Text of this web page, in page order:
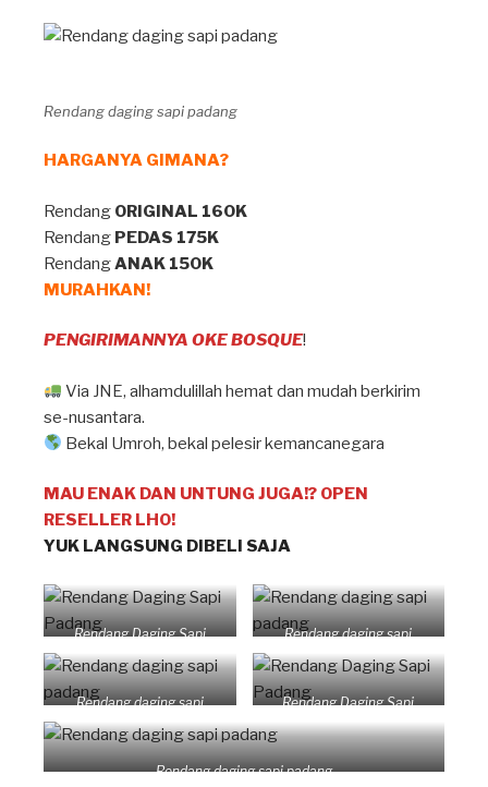
Rendang daging sapi padang
HARGANYA GIMANA?
Rendang ORIGINAL 160K
Rendang PEDAS 175K
RendangANAK 150K
MURAHKAN!
PENGIRIMANNYA OKE BOSQUE!
Via JNE, alhamdulillah hemat dan mudah berkirim
se-nusantara.
Bekal Umroh, bekal pelesir kemancanegara
MAU ENAK DAN UNTUNG JUGA!? OPEN
RESELLER LHO!
YUK LANGSUNG DIBELI SAJA
Rendang Daging Sapi
Padang
Rendang daging sapi
padang
Rendang daging sapi
padang
Rendang Daging Sapi
Padang
Rendang daging sapi padang